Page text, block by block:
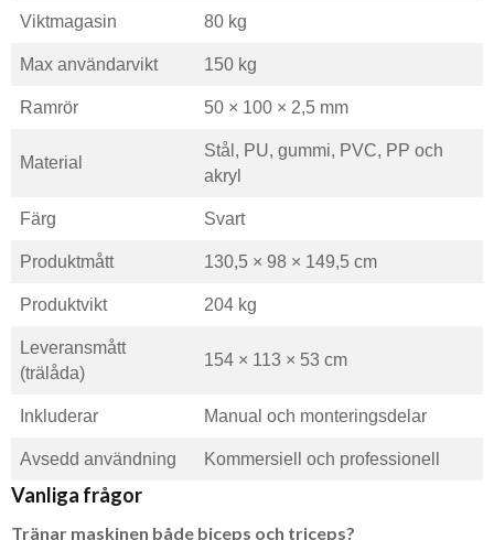
Viktmagasin 80 kg
Max användarvikt 150 kg
Ramrör 50 × 100 × 2,5 mm
Material
Stål, PU, gummi, PVC, PP och
akryl
Färg Svart
Produktmått 130,5 × 98 × 149,5 cm
Produktvikt 204 kg
Leveransmått
(trälåda)
154 × 113 × 53 cm
Inkluderar Manual och monteringsdelar
Avsedd användning Kommersiell och professionell
Vanliga frågor
Tränar maskinen både biceps och triceps?